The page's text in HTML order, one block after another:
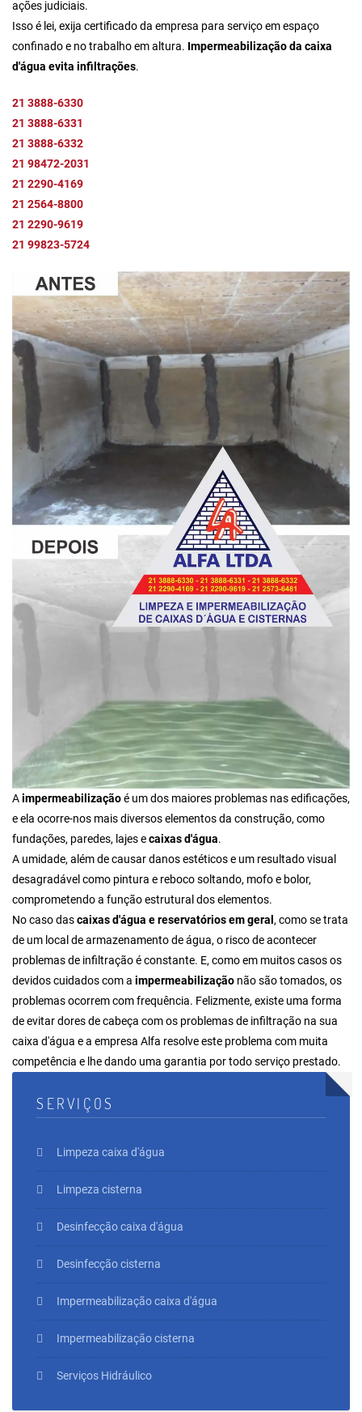
ações judiciais.
Isso é lei, exija certificado da empresa para serviço em espaço
confinado e no trabalho em altura. Impermeabilização da caixa
d'água evita infiltrações.
21 3888-6330
21 3888-6331
21 3888-6332
21 98472-2031
21 2290-4169
21 2564-8800
21 2290-9619
21 99823-5724
Aimpermeabilizaçãoé um dos maiores problemas nas edificações,
e ela ocorre-nos mais diversos elementos da construção, como
fundações, paredes, lajes ecaixas d'água.
A umidade, além de causar danos estéticos e um resultado visual
desagradável como pintura e reboco soltando, mofo e bolor,
comprometendo a função estrutural dos elementos.
No caso dascaixas d'água e reservatórios em geral , como se trata
de um local de armazenamento de água, o risco de acontecer
problemas de infiltração é constante. E, como em muitos casos os
devidos cuidados com a impermeabilização não são tomados, os
problemas ocorrem com frequência. Felizmente, existe uma forma
de evitar dores de cabeça com os problemas de infiltração na sua
caixa d'água e a empresa Alfa resolve este problema com muita
competência e lhe dando uma garantia por todo serviço prestado.
SERVIÇOS
Limpeza caixa d'água
Limpeza cisterna
Desinfecção caixa d'água
Desinfecção cisterna
Impermeabilização caixa d'água
Impermeabilização cisterna
Serviços Hidráulico